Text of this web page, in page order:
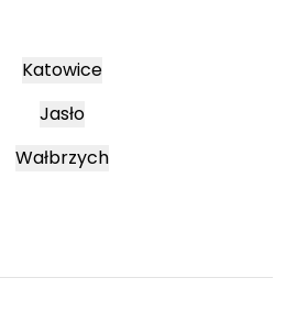
Katowice
Jasło
Wałbrzych